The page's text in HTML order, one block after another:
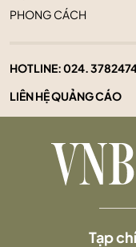
PHONG CÁCH
HOTLINE:024.
LIÊN HỆ QUẢNG CÁO
Tạp